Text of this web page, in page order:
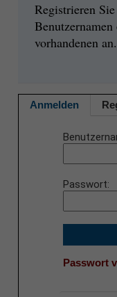
Registrieren
vorhandenen an.
Anmelden
Passwort
Passwort